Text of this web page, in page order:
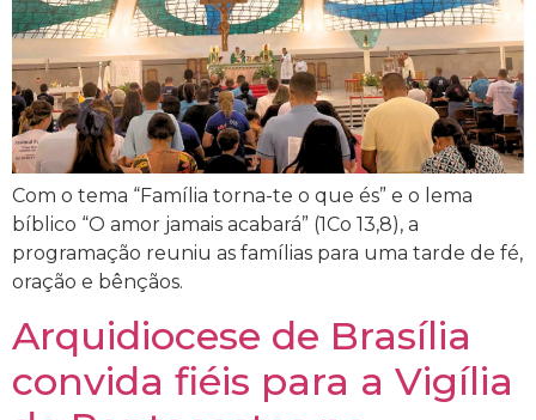
Com o tema “Família torna-te o que és” e o lema
bíblico “O amor jamais acabará” (1Co 13,8), a
programação reuniu as famílias para uma tarde de fé,
oração e bênçãos.
Arquidiocese de Brasília
convida fiéis para a Vigília